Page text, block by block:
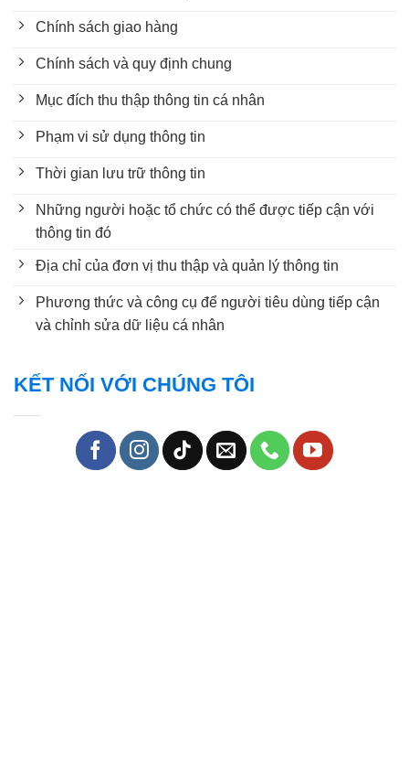
Chính sách giao hàng
Chính sách và quy định chung
Mục đích thu thập thông tin cá nhân
Phạm vi sử dụng thông tin
Thời gian lưu trữ thông tin
Những người hoặc tổ chức có thể được tiếp cận với
thông tin đó
Địa chỉ của đơn vị thu thập và quản lý thông tin
Phương thức và công cụ để người tiêu dùng tiếp cận
và chỉnh sửa dữ liệu cá nhân
KẾT NỐI VỚI CHÚNG TÔI